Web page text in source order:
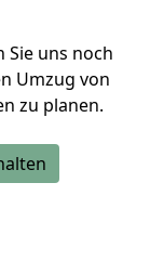
uns noch
Umzug von
zu planen.